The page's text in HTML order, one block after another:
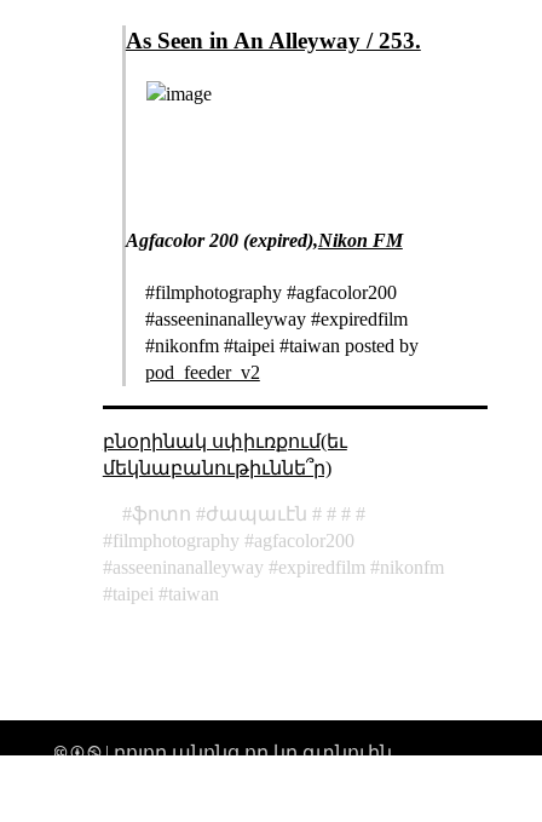
As Seen in An Alleyway / 253.
Agfacolor 200 (expired),Nikon FM
#filmphotography #agfacolor200
#asseeninanalleyway #expiredfilm
#nikonfm #taipei #taiwan posted by
pod_feeder_v2
բնօրինակ սփիւռքում(եւ
մեկնաբանութիւննե՞ր)
ֆոտո
ժապաւէն
filmphotography
agfacolor200
asseeninanalleyway
expiredfilm
nikonfm
taipei
taiwan
🅭 🅯 🄏 | բոլոր անոնց որ կը գտնուին